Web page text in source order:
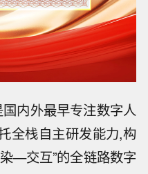
内外最早专注数字人
全栈自主研发能力,构
—交互”的全链路数字